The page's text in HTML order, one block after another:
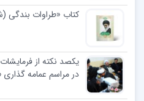
کتاب «طراوات بندگی
یکصد نکته از
در مراسم عمامه